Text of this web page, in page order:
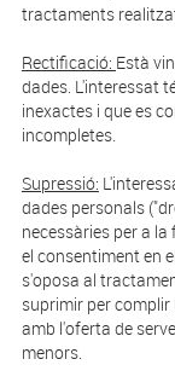
tractaments
Rectificació: Està
dades. L'interessat
inexactes i que es
incompletes.
Supressió:
dades personals
necessàries per a
el consentiment en
s'oposa al
suprimir per
amb l'oferta de
menors.